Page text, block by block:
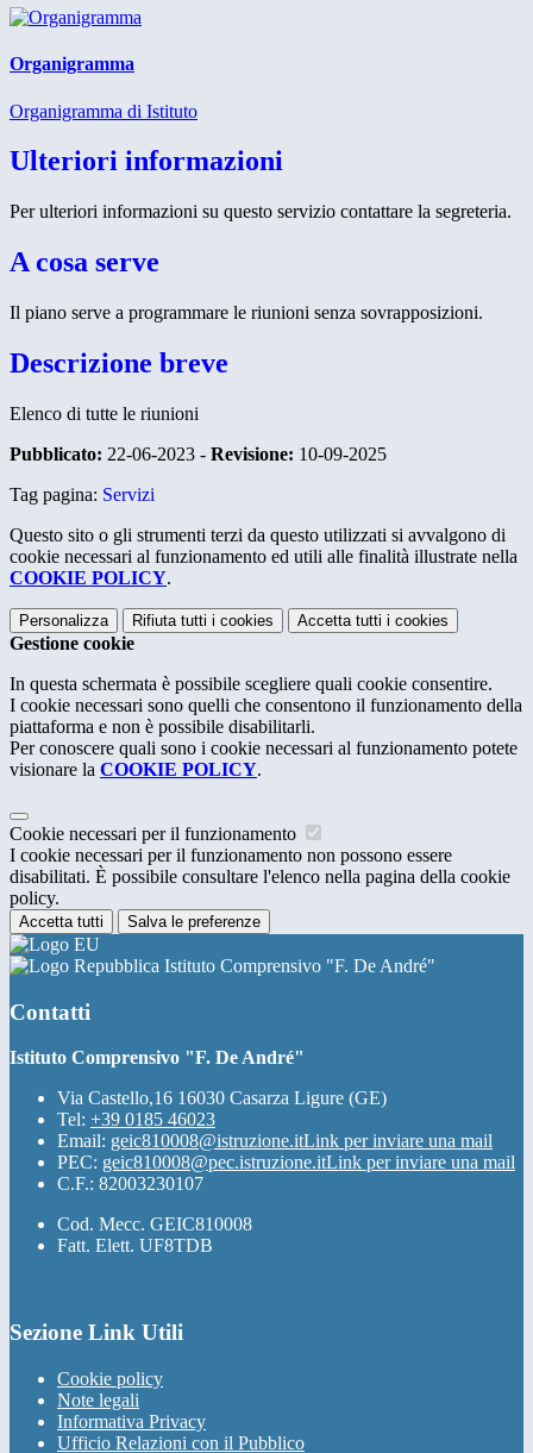
Organigramma
Organigramma di Istituto
Ulteriori informazioni
Per ulteriori informazioni su questo servizio contattare la segreteria.
A cosa serve
Il piano serve a programmare le riunioni senza sovrapposizioni.
Descrizione breve
Elenco di tutte le riunioni
Pubblicato: 22-06-2023 - Revisione: 10-09-2025
Tag pagina: Servizi
Questo sito o gli strumenti terzi da questo utilizzati si avvalgono di
cookie necessari al funzionamento ed utili alle finalità illustrate nella
COOKIE POLICY.
Personalizza Rifiuta tutti i cookies Accetta tutti i cookies
Gestione cookie
In questa schermata è possibile scegliere quali cookie consentire.
I cookie necessari sono quelli che consentono il funzionamento della
piattaforma e non è possibile disabilitarli.
Per conoscere quali sono i cookie necessari al funzionamento potete
visionare la COOKIE POLICY.
Cookie necessari per il funzionamento
I cookie necessari per il funzionamento non possono essere
disabilitati. È possibile consultare l'elenco nella pagina della cookie
policy.
Accetta tutti Salva le preferenze
Istituto Comprensivo "F. De André"
Contatti
Istituto Comprensivo "F. De André"
Via Castello,16 16030 Casarza Ligure (GE)
Tel: +39 0185 46023
Email: geic810008@istruzione.itLink per inviare una mail
PEC: geic810008@pec.istruzione.itLink per inviare una mail
C.F.: 82003230107
Cod. Mecc. GEIC810008
Fatt. Elett. UF8TDB
Sezione Link Utili
Cookie policy
Note legali
Informativa Privacy
Ufficio Relazioni con il Pubblico